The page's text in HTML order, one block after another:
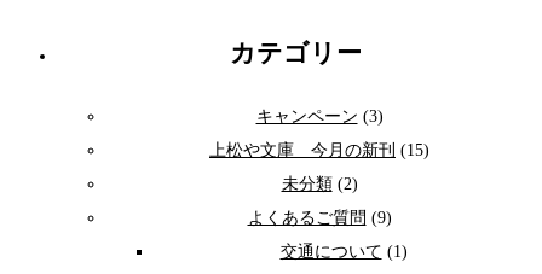
カテゴリー
キャンペーン (3)
上松や文庫 今月の新刊 (15)
未分類(2)
よくあるご質問 (9)
交通について (1)